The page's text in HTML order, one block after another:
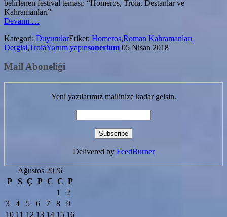
belirlenen festival teması: “Homeros, Troia, Destanlar ve
Kahramanları”
Devamı
Homeros’un
izinde
…
Kategori: DuyurularEtiket: Homeros,Roman Kahramanları
Dergisi,TroiaYorum yapınsonerium 05 Nisan 2018
Mail Aboneliği
Yeni yazılarımız mailinize kadar gelsin.
Delivered by FeedBurner
Ağustos 2026
P
S Ç P C C P
1
2
3
4 5 6 7 8
9
10 11 12 13 14 15 16